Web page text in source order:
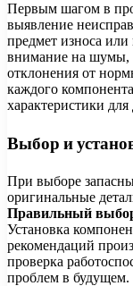
Первым шагом в
выявление
предмет износа
внимание на шумы,
отклонения от
каждого
характеристики
Выбор и
При выборе
оригинальные
Правильный
Установка
рекомендаций
проверка
проблем в будущем.